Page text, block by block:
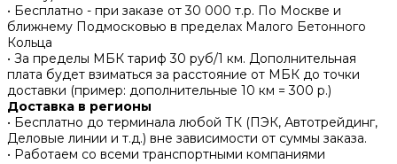
• Бесплатно - при заказе от 30 000 т.р. По Москве и
ближнему Подмосковью в пределах Малого Бетонного
Кольца
• За пределы МБК тариф 30 руб/1 км. Дополнительная
плата будет взиматься за расстояние от МБК до точки
доставки (пример: дополнительные 10 км = 300 р.)
Доставка в регионы
• Бесплатно до терминала любой ТК (ПЭК, Автотрейдинг,
Деловые линии и т.д.) вне зависимости от суммы заказа.
• Работаем со всеми транспортными компаниями